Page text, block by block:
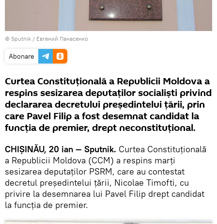
© Sputnik / Евгений Панасенко
Abonare
Curtea Constituțională a Republicii Moldova a
respins sesizarea deputaţilor socialiști privind
declararea decretului președintelui țării, prin
care Pavel Filip a fost desemnat candidat la
funcţia de premier, drept neconstituţional.
CHIȘINĂU, 20 ian — Sputnik. Curtea Constituțională
a Republicii Moldova (CCM) a respins marți
sesizarea deputaţilor PSRM, care au contestat
decretul președintelui țării, Nicolae Timofti, cu
privire la desemnarea lui Pavel Filip drept candidat
la funcția de premier.